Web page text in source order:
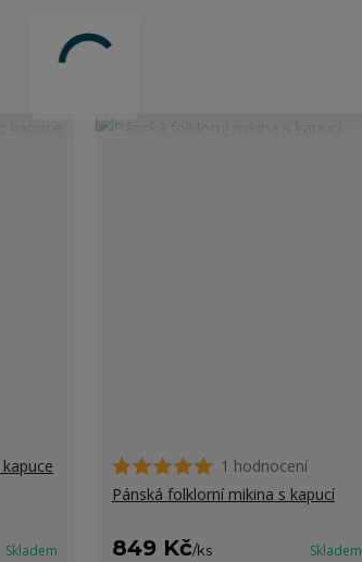
Skladem
1 hodnocení
Pánská folklorní mikina s kapucí
849 Kč/ks Skladem